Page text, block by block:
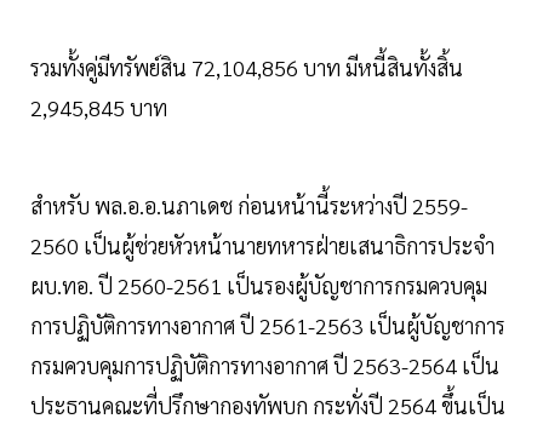
รวมทั้งคู่มีทรัพย์สิน 72,104,856 บาท มีหนี้สินทั้งสิ้น
2,945,845 บาท
สำหรับ พล.อ.อ.นภาเดช ก่อนหน้านี้ระหว่างปี 2559-
2560 เป็นผู้ช่วยหัวหน้านายทหารฝ่ายเสนาธิการประจำ
ผบ.ทอ. ปี 2560-2561 เป็นรองผู้บัญชาการกรมควบคุม
การปฏิบัติการทางอากาศ ปี 2561-2563 เป็นผู้บัญชาการ
กรมควบคุมการปฏิบัติการทางอากาศ ปี 2563-2564 เป็น
ประธานคณะที่ปรึกษากองทัพบก กระทั่งปี 2564 ขึ้นเป็น